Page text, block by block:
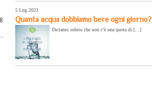
5 Lug 2023
Quanta acqua dobbiamo bere ogni giorno?
Diciamo subito che non c’è una quota di […]